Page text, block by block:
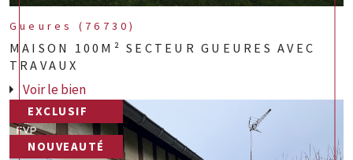
Gueures (76730)
MAISON 100M² SECTEUR GUEURES AVEC
TRAVAUX
Voir le bien
EXCLUSIF
NOUVEAUTÉ